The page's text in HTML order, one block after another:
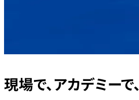
現場で、アカデミーで、